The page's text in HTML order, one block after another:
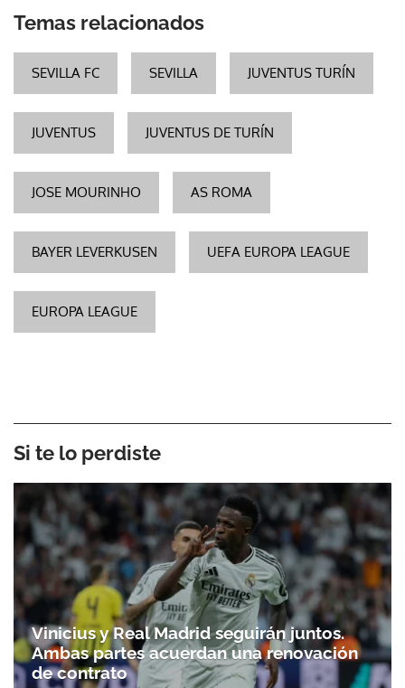
Temas relacionados
SEVILLA FC SEVILLA JUVENTUS TURÍN
JUVENTUS JUVENTUS DE TURÍN
JOSE MOURINHO AS ROMA
BAYER LEVERKUSEN UEFA EUROPA LEAGUE
EUROPA LEAGUE
Si te lo perdiste
Vinicius y Real Madrid seguirán juntos.
Ambas partes acuerdan una renovación
de contrato